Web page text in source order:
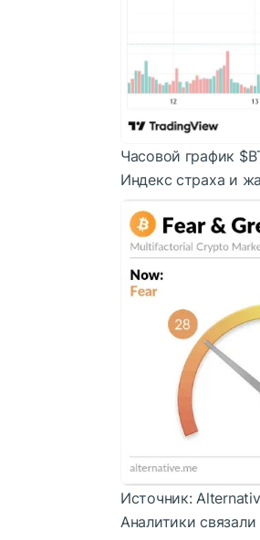
Часовой график
Индекс страха и
Источник:
Аналитики